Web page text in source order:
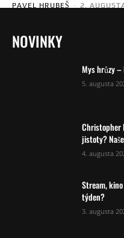
PAVEL HRUBEŠ - 2.
NOVINKY
Mys hrůzy –
5. augusta
Christopher
jistoty?
4. augusta
Stream,
týden?
3. augusta